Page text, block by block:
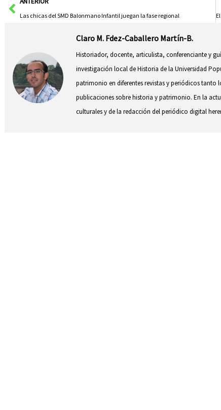
Las chicas del SMD Balonmano Infantil juegan la fase regional
Claro M. Fdez-Caballero Martín-B.
Historiador, docente, articulista, conferenciante y
investigación local de Historia de la Universidad
patrimonio en diferentes revistas y periódicos tanto
publicaciones sobre historia y patrimonio. En la
culturales y de la redacción del periódico digital